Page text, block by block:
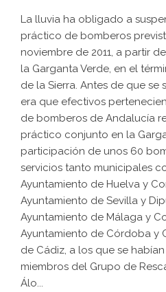
La lluvia ha obligado a
práctico de bomberos
noviembre de 2011, a partir
la Garganta Verde, en el
de la Sierra. Antes de que se
era que efectivos
de bomberos de Andalucía
práctico conjunto en la
participación de unos 60
servicios tanto municipales
Ayuntamiento de Huelva y
Ayuntamiento de Sevilla y
Ayuntamiento de Málaga y
Ayuntamiento de Córdoba y
de Cádiz, a los que se
miembros del Grupo de
Álo...